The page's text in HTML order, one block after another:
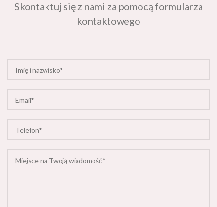
Skontaktuj się z nami za pomocą formularza
kontaktowego